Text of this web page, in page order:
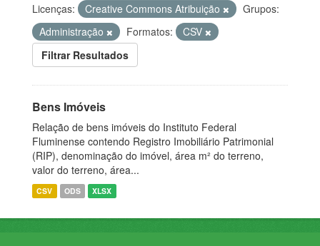
Licenças: Creative Commons Atribuição
Grupos:
Administração
Formatos:
CSV
Filtrar Resultados
Bens Imóveis
Relação de bens imóveis do Instituto Federal
Fluminense contendo Registro Imobiliário Patrimonial
(RIP), denominação do imóvel, área m² do terreno,
valor do terreno, área...
CSV ODS XLSX